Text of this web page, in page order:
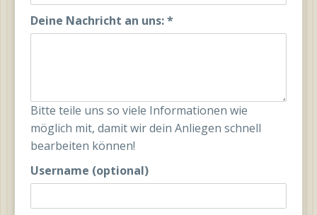
Deine Nachricht an uns:*
Bitte teile uns so viele Informationen wie
möglich mit, damit wir dein Anliegen schnell
bearbeiten können!
Username (optional)